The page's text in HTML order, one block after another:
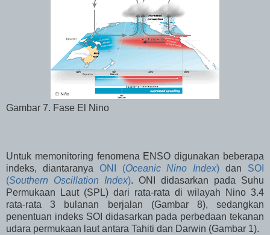
Gambar 7. Fase El Nino
Untuk memonitoring fenomena ENSO digunakan beberapa
indeks, diantaranya ONI (Oceanic Nino Index) dan SOI
(Southern Oscillation Index). ONI didasarkan pada Suhu
Permukaan Laut (SPL) dari rata-rata di wilayah Nino 3.4
rata-rata 3 bulanan berjalan (Gambar 8), sedangkan
penentuan indeks SOI didasarkan pada perbedaan tekanan
udara permukaan laut antara Tahiti dan Darwin (Gambar 1).